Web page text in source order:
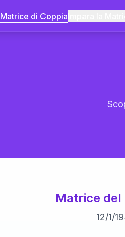
Matrice di Coppia
Matrice del
12/1/